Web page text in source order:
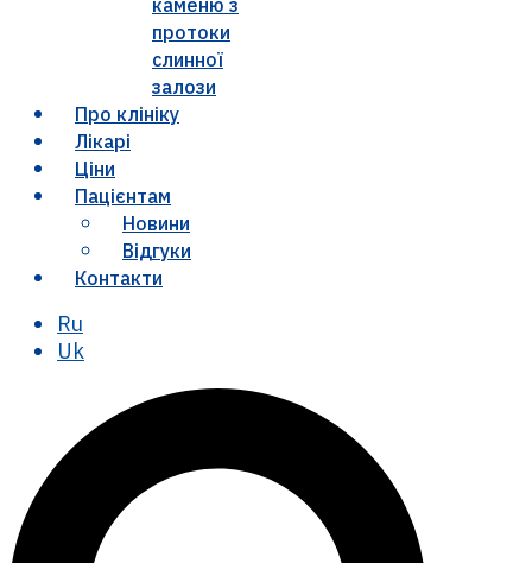
протоки
слинної
залози
Про клініку
Лікарі
Ціни
Пацієнтам
Новини
Відгуки
Контакти
Ru
Uk